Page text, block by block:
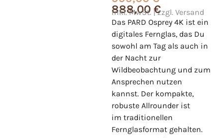
888,00 €
inkl. MwSt. | zzgl. Versand
Das PARD Osprey 4K ist ein
digitales Fernglas, das Du
sowohl am Tag als auch in
der Nacht zur
Wildbeobachtung und zum
Ansprechen nutzen
kannst. Der kompakte,
robuste Allrounder ist
im traditionellen
Fernglasformat gehalten.